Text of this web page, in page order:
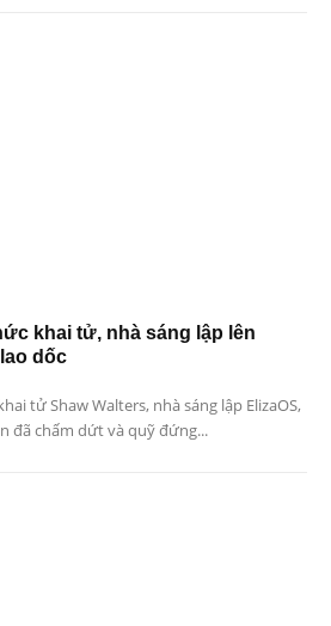
khai tử, nhà sáng lập lên
dốc
tử Shaw Walters, nhà sáng lập ElizaOS,
đã chấm dứt và quỹ đứng...